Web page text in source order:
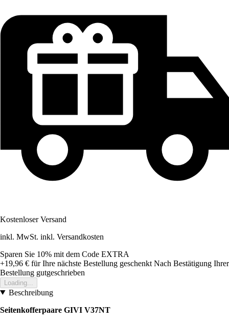
Kostenloser Versand
inkl. MwSt. inkl. Versandkosten
Sparen Sie 10% mit dem Code EXTRA
+19,96 € für Ihre nächste Bestellung geschenkt Nach Bestätigung Ihrer
Bestellung gutgeschrieben
Loading...
Beschreibung
Seitenkofferpaare GIVI V37NT